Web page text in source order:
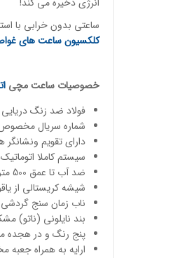
ساعتی بدون خرابی با
کلکسیون ساعت های
خصوصیات ساعت مچی
فولاد ضد زنگ
شماره سریال
دارای تقویم
سیستم کاملا
ضد آب تا عمق 500 متر (50 بار).
شیشه کریستالی از
ناب زمان سنج
بند نایلونی (ناتو)
پنج رنگ و در هجده
ارایه به همراه